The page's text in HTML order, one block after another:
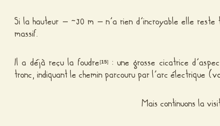
Si la hauteur – ~30 m – n’a rien d’incroyable elle reste
massif.
Il a déjà reçu la foudre[15]
: une grosse cicatrice
tronc, indiquant le chemin parcouru par l’arc électrique (
Mais continuons la